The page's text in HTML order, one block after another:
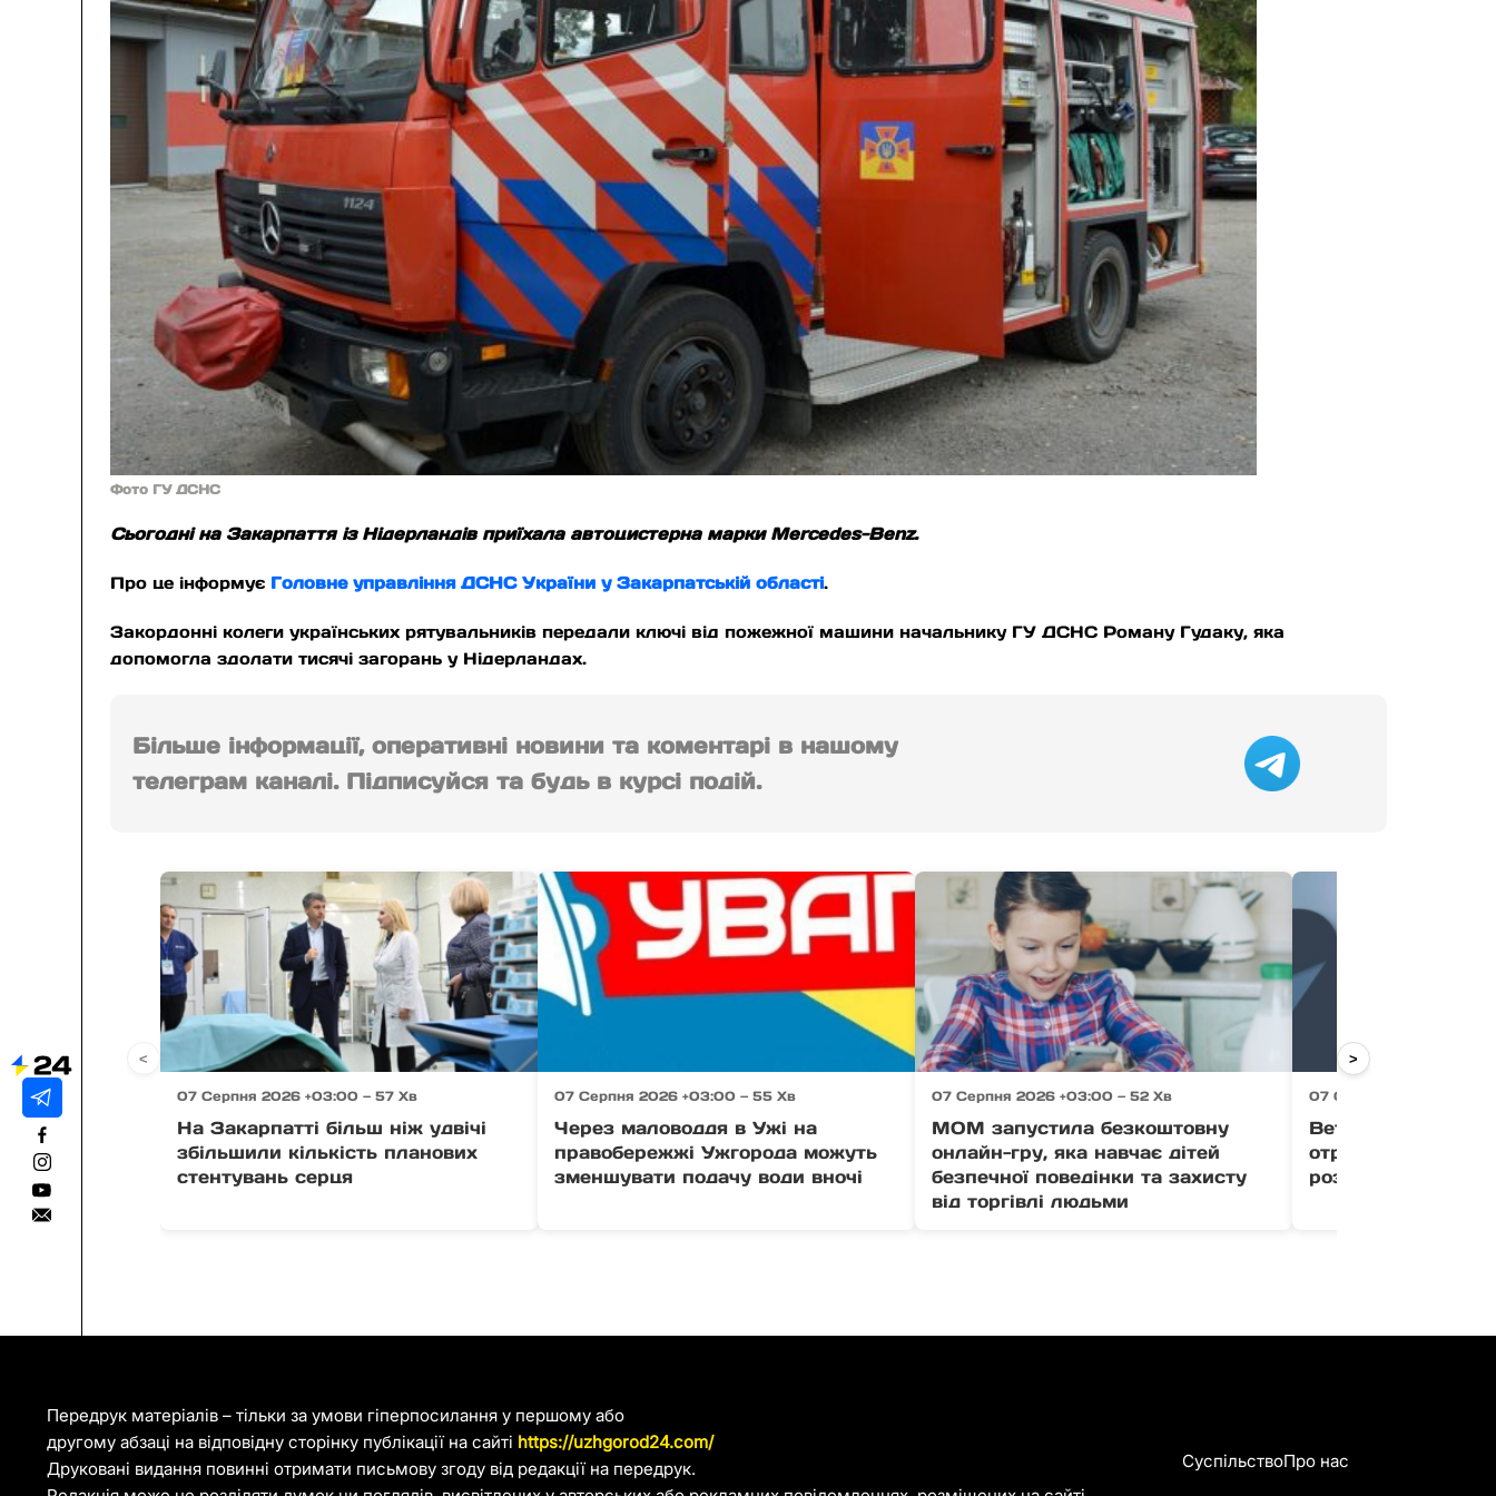
Фото ГУ ДСНС
Сьогодні на Закарпаття із Нідерландів приїхала автоцистерна марки Mercedes-Benz.
Про це інформує Головне управління ДСНС України у Закарпатській області.
Закордонні колеги українських рятувальників передали ключі від пожежної машини начальнику ГУ ДСНС Роману Гудаку, яка
допомогла здолати тисячі загорань у Нідерландах.
Більше інформації, оперативні новини та коментарі в нашому
телеграм каналі. Підписуйся та будь в курсі подій.
07 Серпня 2026 +03:00 — 57 Хв
На Закарпатті більш ніж удвічі
збільшили кількість планових
стентувань серця
07 Серпня 2026 +03:00 — 55 Хв
Через маловоддя в Ужі на
правобережжі Ужгорода можуть
зменшувати подачу води вночі
07 Серпня 2026 +03:00 — 52 Хв
МОМ запустила безкоштовну
онлайн-гру, яка навчає дітей
безпечної поведінки та захисту
від торгівлі людьми
07 Серпня 2026 +03:00
Ветерани
отримати до 1 млн
розвиток бізнесу
< >
Передрук матеріалів – тільки за умови гіперпосилання у першому або
другому абзаці на відповідну сторінку публікації на сайті https://uzhgorod24.com/
Друковані видання повинні отримати письмову згоду від редакції на передрук.
СуспільствоПро нас